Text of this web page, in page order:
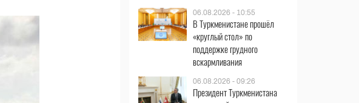
06.08.2026 - 10:55
В Туркменистане прошёл
«круглый стол» по
поддержке грудного
вскармливания
06.08.2026 - 09:26
Президент Туркменистана